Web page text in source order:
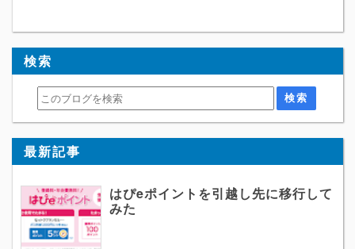
検索
最新記事
はぴeポイントを引越し先に移行して
みた